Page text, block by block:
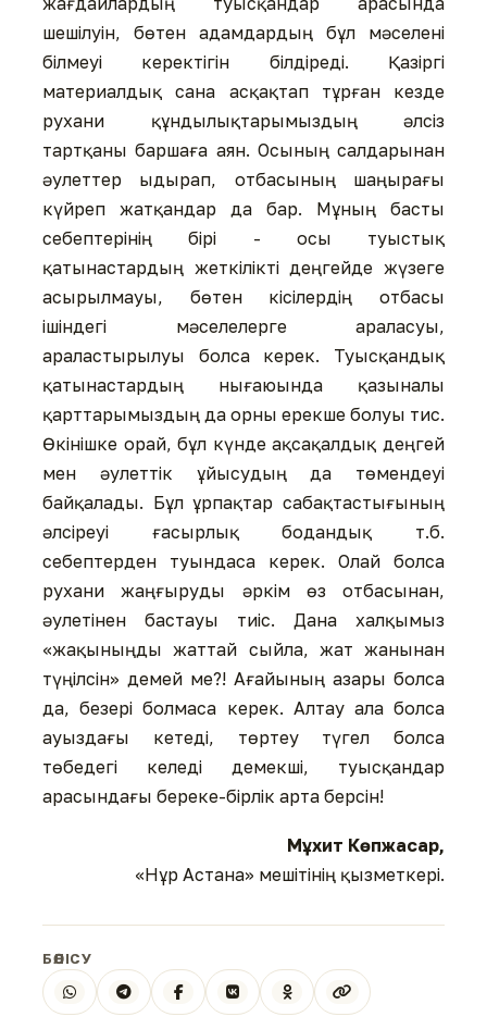
шешілуін, бөтен адамдардың бұл мәселені
білмеуі керектігін білдіреді. Қазіргі
материалдық сана асқақтап тұрған кезде
рухани құндылықтарымыздың әлсіз
тартқаны баршаға аян. Осының салдарынан
әулеттер ыдырап, отбасының шаңырағы
күйреп жатқандар да бар. Мұның басты
себептерінің бірі - осы туыстық
қатынастардың жеткілікті деңгейде жүзеге
асырылмауы, бөтен кісілердің отбасы
ішіндегі мәселелерге араласуы,
араластырылуы болса керек. Туысқандық
қатынастардың нығаюында қазыналы
қарттарымыздың да орны ерекше болуы тис.
Өкінішке орай, бұл күнде ақсақалдық деңгей
мен әулеттік ұйысудың да төмендеуі
байқалады. Бұл ұрпақтар сабақтастығының
әлсіреуі ғасырлық бодандық т.б.
себептерден туындаса керек. Олай болса
рухани жаңғыруды әркім өз отбасынан,
әулетінен бастауы тиіс. Дана халқымыз
«жақыныңды жаттай сыйла, жат жанынан
түңілсін» демей ме?! Ағайының азары болса
да, безері болмаса керек. Алтау ала болса
ауыздағы кетеді, төртеу түгел болса
төбедегі келеді демекші, туысқандар
арасындағы береке-бірлік арта берсін!
Мұхит Көпжасар,
«Нұр Астана» мешітінің қызметкері.
БӨЛІСУ